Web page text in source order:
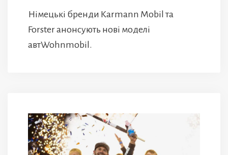
Німецькі бренди Karmann Mobil та
Forster анонсують нові моделі
автWohnmobil.